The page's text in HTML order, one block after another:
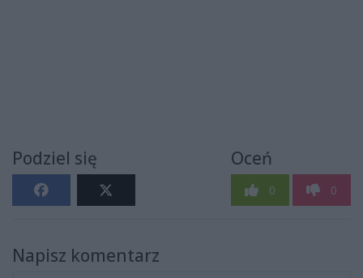
Podziel się Oceń
0 0
Napisz komentarz